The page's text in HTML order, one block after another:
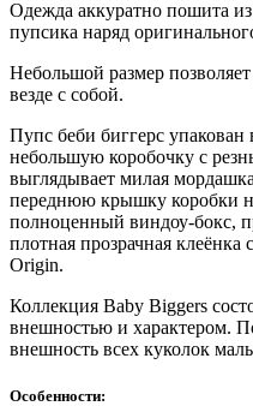
Одежда аккуратно пошита
пупсика наряд
Небольшой размер
везде с собой.
Пупс беби биггерс
небольшую коробочку с
выглядывает милая
переднюю крышку коробки
полноценный виндоу-бокс,
плотная прозрачная
Origin.
Коллекция Baby Biggers
внешностью и характером.
внешность всех куколок
Особенности: